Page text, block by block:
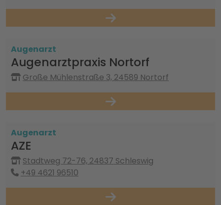
Augenarzt
Augenarztpraxis Nortorf
Große Mühlenstraße 3, 24589 Nortorf
Augenarzt
AZE
Stadtweg 72-76, 24837 Schleswig
+49 4621 96510